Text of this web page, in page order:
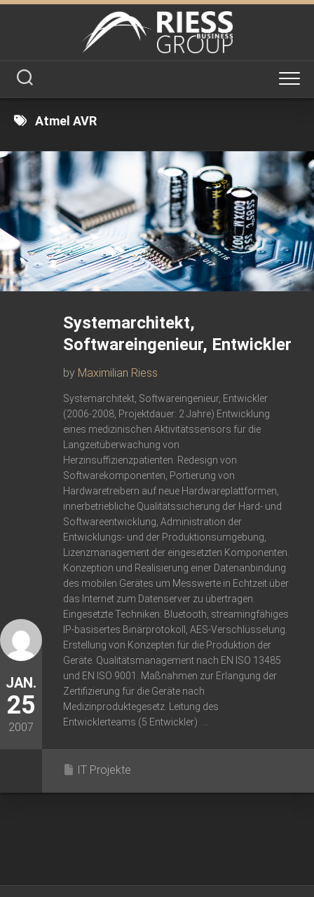
Skip
Atmel AVR
JAN.
25
2007
Systemarchitekt,
Softwareingenieur, Entwickler
by Maximilian Riess
Systemarchitekt, Softwareingenieur, Entwickler
(2006-2008, Projektdauer: 2 Jahre) Entwicklung
eines medizinischen Aktivitätssensors für die
Langzeitüberwachung von
Herzinsuffizienzpatienten. Redesign von
Softwarekomponenten, Portierung von
Hardwaretreibern auf neue Hardwareplattformen,
innerbetriebliche Qualitätssicherung der Hard- und
Softwareentwicklung, Administration der
Entwicklungs- und der Produktionsumgebung,
Lizenzmanagement der eingesetzten Komponenten.
Konzeption und Realisierung einer Datenanbindung
des mobilen Gerätes um Messwerte in Echtzeit über
das Internet zum Datenserver zu übertragen.
Eingesetzte Techniken: Bluetooth, streamingfähiges
IP-basisertes Binärprotokoll, AES-Verschlüsselung.
Erstellung von Konzepten für die Produktion der
Geräte. Qualitätsmanagement nach EN ISO 13485
und EN ISO 9001. Maßnahmen zur Erlangung der
Zertifizierung für die Geräte nach
Medizinproduktegesetz. Leitung des
Entwicklerteams (5 Entwickler) ...
IT Projekte